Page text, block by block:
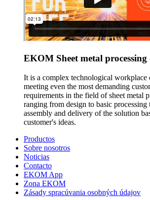
EKOM Sheet metal
It is a complex technological workplace
meeting even the most demanding
requirements in the field of sheet metal
ranging from design to basic processing
assembly and delivery of the solution
customer's ideas.
Productos
Sobre nosotros
Noticias
Contacto
EKOM App
Zona EKOM
Zásady spracúvania osobných údajov